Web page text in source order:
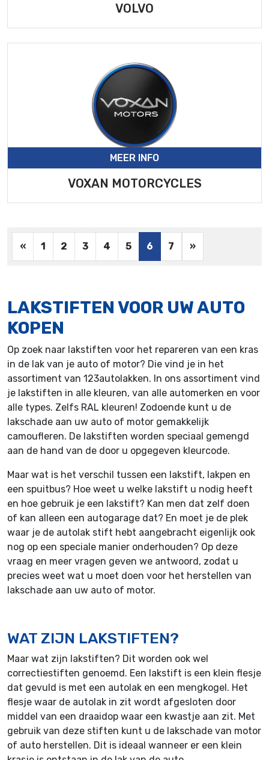
VOLVO
MEER INFO
VOXAN MOTORCYCLES
« 1 2 3 4 5 6 7 »
LAKSTIFTEN VOOR UW AUTO
KOPEN
Op zoek naar lakstiften voor het repareren van een kras
in de lak van je auto of motor? Die vind je in het
assortiment van 123autolakken. In ons assortiment vind
je lakstiften in alle kleuren, van alle automerken en voor
alle types. Zelfs RAL kleuren! Zodoende kunt u de
lakschade aan uw auto of motor gemakkelijk
camoufleren. De lakstiften worden speciaal gemengd
aan de hand van de door u opgegeven kleurcode.
Maar wat is het verschil tussen een lakstift, lakpen en
een spuitbus? Hoe weet u welke lakstift u nodig heeft
en hoe gebruik je een lakstift? Kan men dat zelf doen
of kan alleen een autogarage dat? En moet je de plek
waar je de autolak stift hebt aangebracht eigenlijk ook
nog op een speciale manier onderhouden? Op deze
vraag en meer vragen geven we antwoord, zodat u
precies weet wat u moet doen voor het herstellen van
lakschade aan uw auto of motor.
WAT ZIJN LAKSTIFTEN?
Maar wat zijn lakstiften? Dit worden ook wel
correctiestiften genoemd. Een lakstift is een klein flesje
dat gevuld is met een autolak en een mengkogel. Het
flesje waar de autolak in zit wordt afgesloten door
middel van een draaidop waar een kwastje aan zit. Met
gebruik van deze stiften kunt u de lakschade van motor
of auto herstellen. Dit is ideaal wanneer er een klein